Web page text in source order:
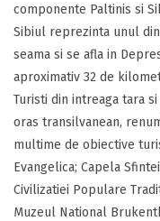
componente Paltinis si
Sibiul reprezinta unul
seama si se afla in
aproximativ 32 de
Turisti din intreaga tara
oras transilvanean,
multime de obiective
Evangelica; Capela
Civilizatiei Populare
Muzeul National